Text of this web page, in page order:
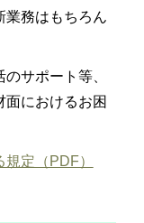
業務はもちろん
サポート等、
におけるお困
定（PDF）